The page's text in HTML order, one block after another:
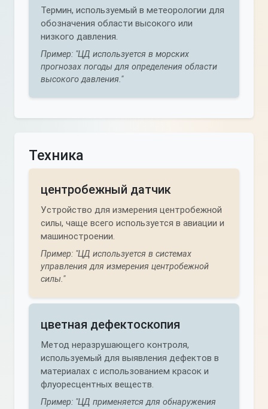
Термин, используемый в метеорологии для
обозначения области высокого или
низкого давления.
Пример: "ЦД используется в морских
прогнозах погоды для определения области
высокого давления."
Техника
центробежный датчик
Устройство для измерения центробежной
силы, чаще всего используется в авиации и
машиностроении.
Пример: "ЦД используется в системах
управления для измерения центробежной
силы."
цветная дефектоскопия
Метод неразрушающего контроля,
используемый для выявления дефектов в
материалах с использованием красок и
флуоресцентных веществ.
Пример: "ЦД применяется для обнаружения